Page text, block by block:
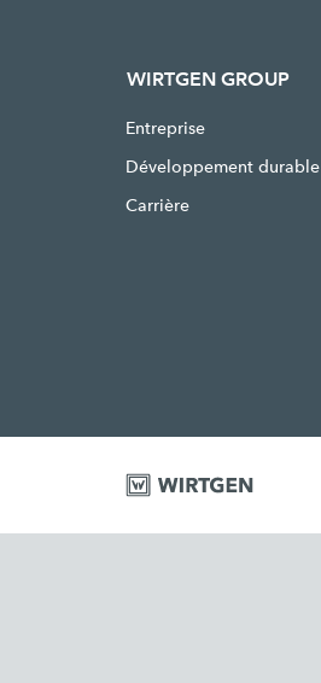
WIRTGEN GROUP
Entreprise
Développement durable
Carrière